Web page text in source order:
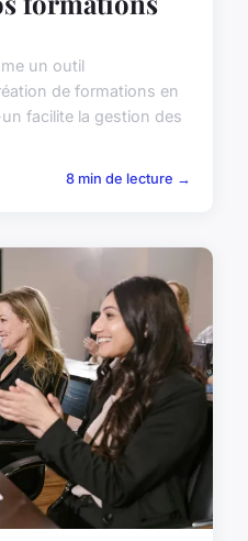
un outil
de formations en
facilite la gestion des
8 min de lecture →